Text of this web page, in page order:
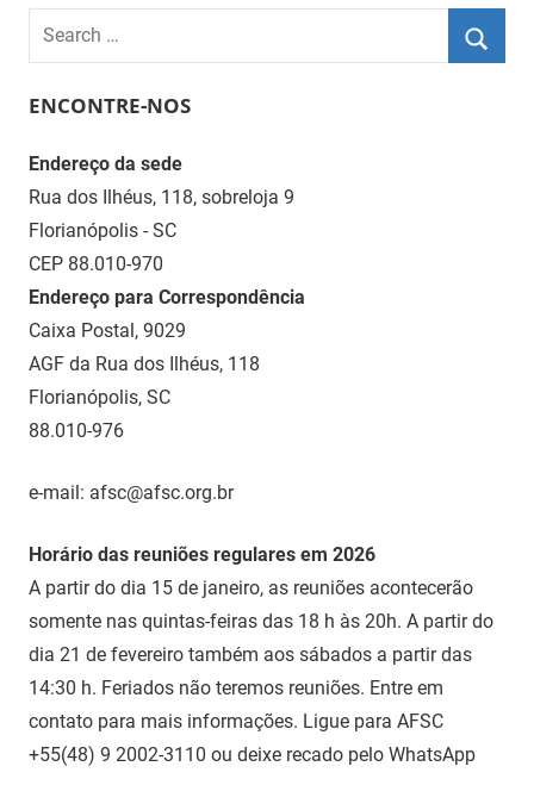
Search
for:
ENCONTRE-NOS
Endereço da sede
Rua dos Ilhéus, 118, sobreloja 9
Florianópolis - SC
CEP 88.010-970
Endereço para Correspondência
Caixa Postal, 9029
AGF da Rua dos Ilhéus, 118
Florianópolis, SC
88.010-976
e-mail: afsc@afsc.org.br
Horário das reuniões regulares em 2026
A partir do dia 15 de janeiro, as reuniões acontecerão
somente nas quintas-feiras das 18 h às 20h. A partir do
dia 21 de fevereiro também aos sábados a partir das
14:30 h. Feriados não teremos reuniões. Entre em
contato para mais informações. Ligue para AFSC
+55(48) 9 2002-3110 ou deixe recado pelo WhatsApp